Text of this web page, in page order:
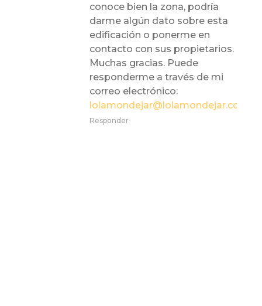
conoce bien la zona, podría
darme algún dato sobre esta
edificación o ponerme en
contacto con sus propietarios.
Muchas gracias. Puede
responderme a través de mi
correo electrónico:
lolamondejar@lolamondejar.com
Responder